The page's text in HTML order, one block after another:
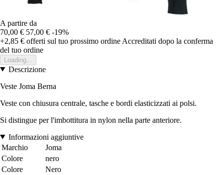
A partire da
70,00 € 57,00 € -19%
+2,85 € offerti sul tuo prossimo ordine Accreditati dopo la conferma
del tuo ordine
Loading...
Descrizione
Veste Joma Berna
Veste con chiusura centrale, tasche e bordi elasticizzati ai polsi.
Si distingue per l'imbottitura in nylon nella parte anteriore.
Informazioni aggiuntive
Marchio
Joma
Colore
nero
Colore
Nero